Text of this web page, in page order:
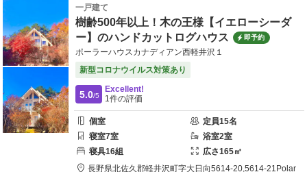
一戸建て
樹齢500年以上！木の王様【イエローシーダ
ー】のハンドカットログハウス
即予約
ポーラーハウスカナディアン西軽井沢１
新型コロナウイルス対策あり
5.0/5
Excellent!
1件の評価
個室 定員15名
寝室7室 浴室2室
寝具16組 広さ165㎡
長野県北佐久郡軽井沢町字大日向5614-20,5614-21 Polar